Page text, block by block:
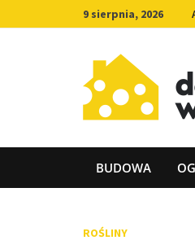
to
9 sierpnia, 2026
BUDOWA
ROŚLINY